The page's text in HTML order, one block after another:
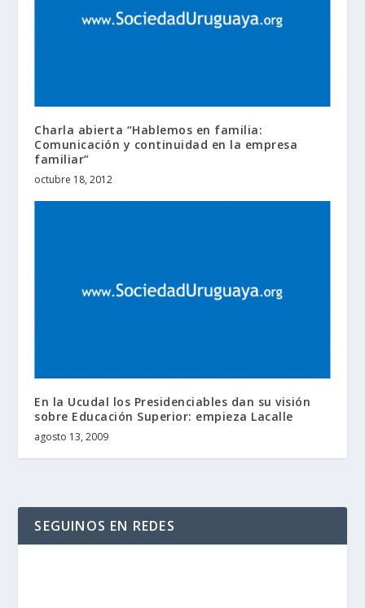
Charla abierta “Hablemos en familia:
Comunicación y continuidad en la empresa
familiar”
octubre 18, 2012
En la Ucudal los Presidenciables dan su visión
sobre Educación Superior: empieza Lacalle
agosto 13, 2009
SEGUINOS EN REDES